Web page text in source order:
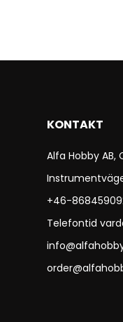
KONTAKT
Alfa Hobby AB,
+46-
Telefontid